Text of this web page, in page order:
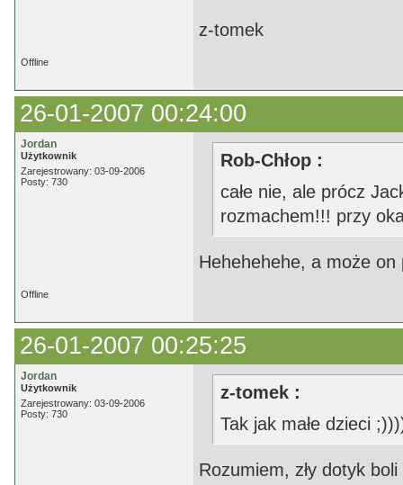
z-tomek
Offline
26-01-2007 00:24:00
Jordan
Użytkownik
Zarejestrowany: 03-09-2006
Posty: 730
Rob-Chłop :
całe nie, ale prócz
rozmachem!!! przy
Hehehehehe, a może on
Offline
26-01-2007 00:25:25
Jordan
Użytkownik
Zarejestrowany: 03-09-2006
Posty: 730
z-tomek :
Tak jak małe dzieci
Rozumiem, zły dotyk